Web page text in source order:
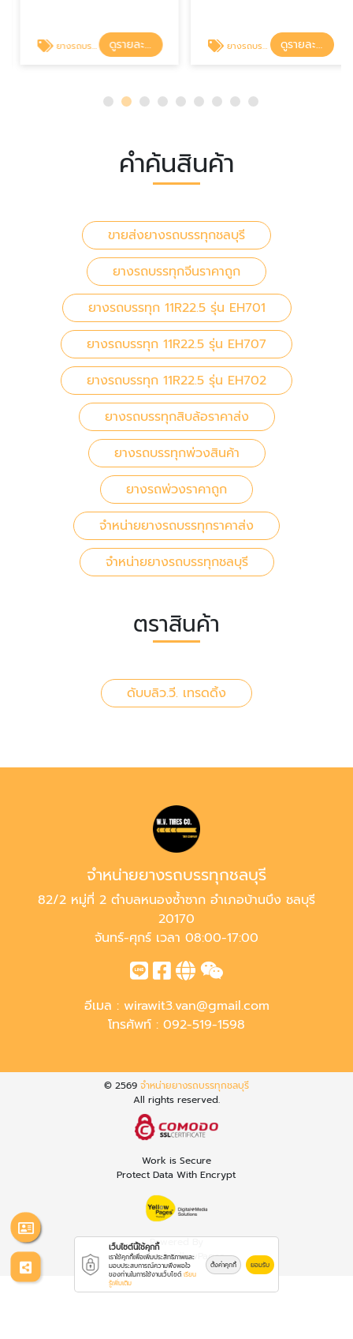
ยางรถบรรทุกจีนราคาถูก ดูรายละเอียด ยางรถบรรทุก 11R22.5 รุ่น EH701 ดูรายละเอียด
คำค้นสินค้า
ขายส่งยางรถบรรทุกชลบุรี
ยางรถบรรทุกจีนราคาถูก
ยางรถบรรทุก 11R22.5 รุ่น EH701
ยางรถบรรทุก 11R22.5 รุ่น EH707
ยางรถบรรทุก 11R22.5 รุ่น EH702
ยางรถบรรทุกสิบล้อราคาส่ง
ยางรถบรรทุกพ่วงสินค้า
ยางรถพ่วงราคาถูก
จำหน่ายยางรถบรรทุกราคาส่ง
จำหน่ายยางรถบรรทุกชลบุรี
ตราสินค้า
ดับบลิว.วี. เทรดดิ้ง
จำหน่ายยางรถบรรทุกชลบุรี
82/2 หมู่ที่ 2 ตำบลหนองซ้ำซาก อำเภอบ้านบึง ชลบุรี
20170
จันทร์-ศุกร์ เวลา 08:00-17:00
อีเมล : wirawit3.van@gmail.com
โทรศัพท์ : 092-519-1598
© 2569 จำหน่ายยางรถบรรทุกชลบุรี
All rights reserved.
Work is Secure
Protect Data With Encrypt
Powered By
Thailand YellowPages
เว็บไซต์นี้ใช้คุกกี้
เราใช้คุกกี้เพื่อเพิ่มประสิทธิภาพและ
มอบประสบการณ์ความพึงพอใจ
ของท่านในการใช้งานเว็บไซต์ เรียน
รู้เพิ่มเติม
ตั้งค่าคุกกี้ ยอมรับ